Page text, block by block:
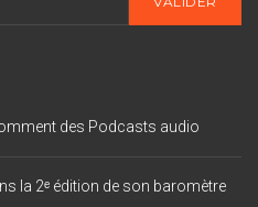
des Podcasts audio
la 2ᵉ édition de son baromètre